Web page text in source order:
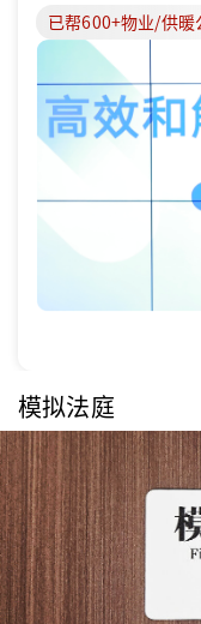
已帮600+物业/供
模拟法庭